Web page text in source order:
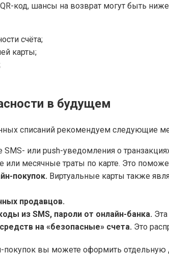
код, шансы на возврат могут быть
счёта;
карты;
в будущем
списаний рекомендуем следующие
SMS- или push-уведомления о
или месячные траты по карте. Это
покупок. Виртуальные карты также
продавцов.
из SMS, пароли от онлайн-банка.
на «безопасные» счета. Это
вы можете оформить отдельную